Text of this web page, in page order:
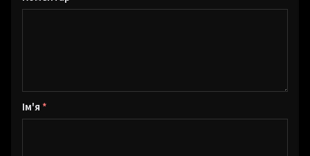
Ім'я *